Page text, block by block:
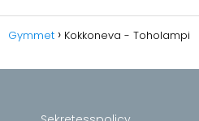
Gymmet Kokkoneva - Toholampi